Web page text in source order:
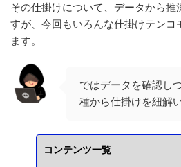
その仕掛けについて、データから推
すが、今回もいろんな仕掛けテンコ
ます。
ではデータを確認し
種から仕掛けを紐解
コンテンツ一覧